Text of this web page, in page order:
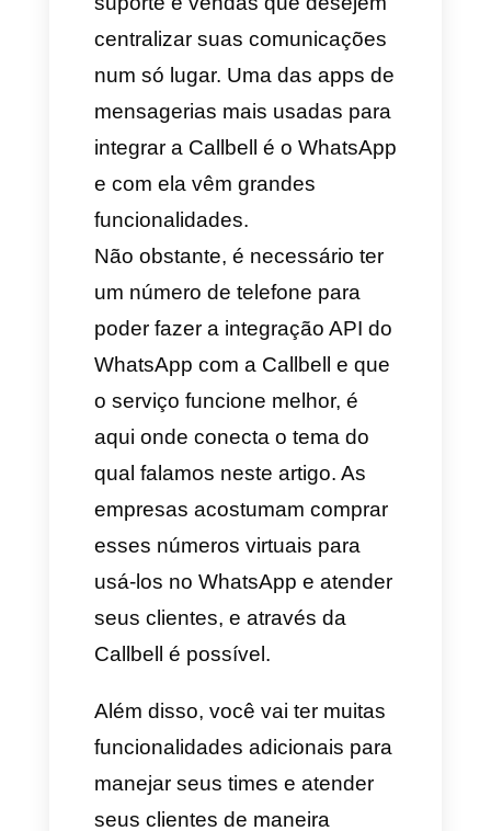
senha, eleger um estado dos
Estados Unidos e um código
postal.
Uma vez registrado o app vai
pedir para você que selecione
um número de algum estado
dos EUA e talvez diga que não
tem números disponíveis, você
só vai precisar mudar de estado
e pronto. Uma vez obtido o
número, já você poderá curtir
todas as vantagens de possuir
um número virtual.
4) SMS MAN
Esse é um serviçoque se
utiliza para receber mensagens
de texto online. É muito simples